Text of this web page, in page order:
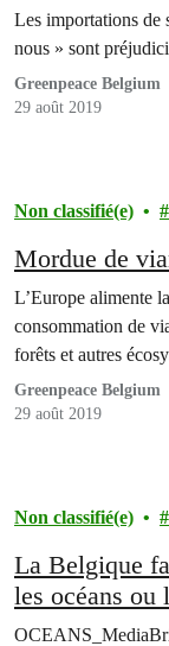
Les importations de
nous » sont
Greenpeace Belgium
29 août 2019
Non classifié(e)
Mordue de
L’Europe alimente
consommation de
forêts et autres
Greenpeace Belgium
29 août 2019
Non classifié(e)
La Belgique
les océans ou
commerciaux